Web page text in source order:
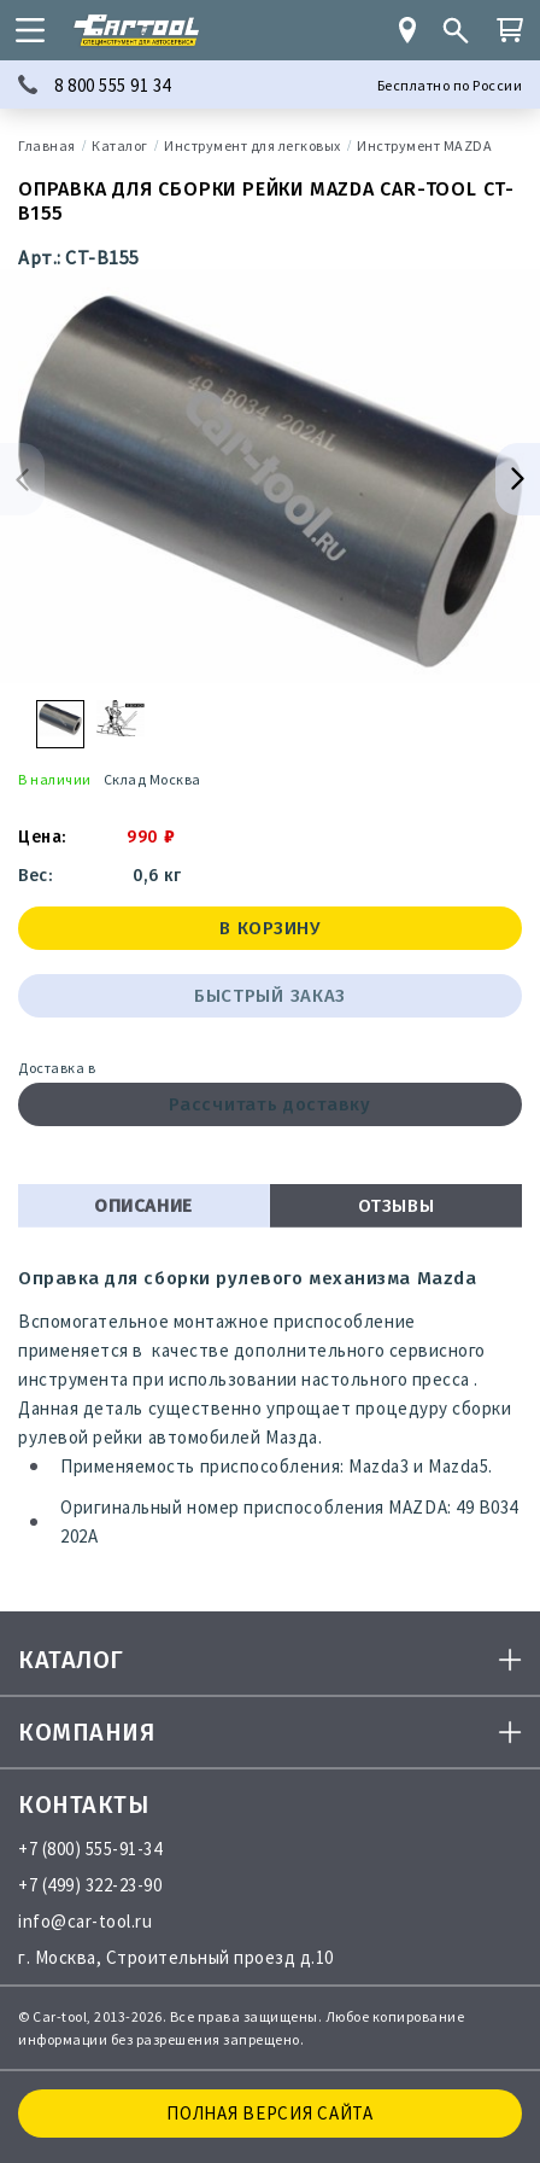
8 800 555 91 34 Бесплатно по России
Каталог Инструмент для легковых Инструмент MAZDA
ОПРАВКА ДЛЯ СБОРКИ РЕЙКИ MAZDA CAR-TOOL CT-
B155
Арт.: CT-B155
990 ₽
0,6 кг
БЫСТРЫЙ ЗАКАЗ
В КОРЗИНУ
Склад Москва
В наличии
Доставка в
Рассчитать доставку
ОПИСАНИЕ ОТЗЫВЫ
Оправка для сборки рулевого механизма Mazda
Вспомогательное монтажное приспособление
применяется в качестве дополнительного сервисного
инструмента при использовании настольного пресса .
Данная деталь существенно упрощает процедуру сборки
рулевой рейки автомобилей Мазда.
Применяемость приспособления: Mazda3 и Mazda5.
Оригинальный номер приспособления MAZDA: 49 B034
202A
КАТАЛОГ
КОМПАНИЯ
КОНТАКТЫ
+7 (800) 555-91-34
+7 (499) 322-23-90
info@car-tool.ru
г. Москва, Строительный проезд д.10
© Car-tool, 2013-2026. Все права защищены. Любое копирование
информации без разрешения запрещено.
ПОЛНАЯ ВЕРСИЯ САЙТА